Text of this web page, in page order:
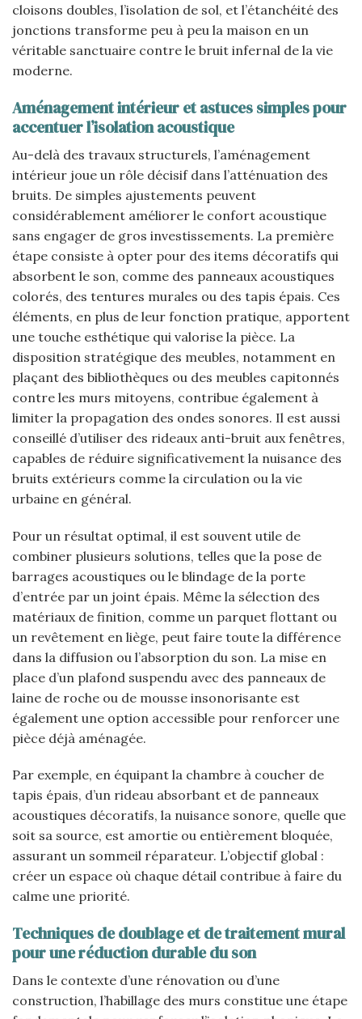
cloisons doubles, l’isolation de sol, et l’étanchéité des
jonctions transforme peu à peu la maison en un
véritable sanctuaire contre le bruit infernal de la vie
moderne.
Aménagement intérieur et astuces simples pour
accentuer l’isolation acoustique
Au-delà des travaux structurels, l’aménagement
intérieur joue un rôle décisif dans l’atténuation des
bruits. De simples ajustements peuvent
considérablement améliorer le confort acoustique
sans engager de gros investissements. La première
étape consiste à opter pour des items décoratifs qui
absorbent le son, comme des panneaux acoustiques
colorés, des tentures murales ou des tapis épais. Ces
éléments, en plus de leur fonction pratique, apportent
une touche esthétique qui valorise la pièce. La
disposition stratégique des meubles, notamment en
plaçant des bibliothèques ou des meubles capitonnés
contre les murs mitoyens, contribue également à
limiter la propagation des ondes sonores. Il est aussi
conseillé d’utiliser des rideaux anti-bruit aux fenêtres,
capables de réduire significativement la nuisance des
bruits extérieurs comme la circulation ou la vie
urbaine en général.
Pour un résultat optimal, il est souvent utile de
combiner plusieurs solutions, telles que la pose de
barrages acoustiques ou le blindage de la porte
d’entrée par un joint épais. Même la sélection des
matériaux de finition, comme un parquet flottant ou
un revêtement en liège, peut faire toute la différence
dans la diffusion ou l’absorption du son. La mise en
place d’un plafond suspendu avec des panneaux de
laine de roche ou de mousse insonorisante est
également une option accessible pour renforcer une
pièce déjà aménagée.
Par exemple, en équipant la chambre à coucher de
tapis épais, d’un rideau absorbant et de panneaux
acoustiques décoratifs, la nuisance sonore, quelle que
soit sa source, est amortie ou entièrement bloquée,
assurant un sommeil réparateur. L’objectif global :
créer un espace où chaque détail contribue à faire du
calme une priorité.
Techniques de doublage et de traitement mural
pour une réduction durable du son
Dans le contexte d’une rénovation ou d’une
construction, l’habillage des murs constitue une étape